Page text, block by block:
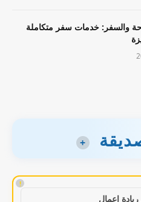
والسفر: خدمات سفر متكاملة
+
!
ريادة اعمال